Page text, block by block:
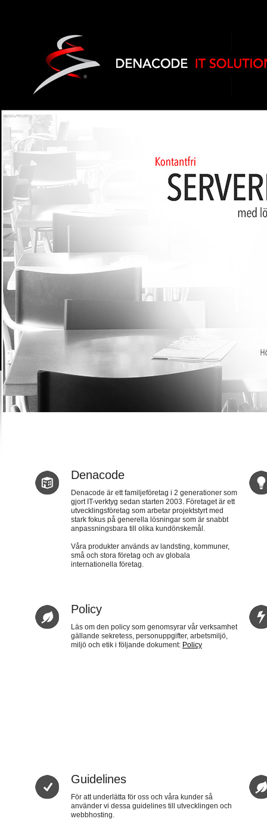
Denacode
Denacode är ett familjeföretag i 2 generationer som
gjort IT-verktyg sedan starten 2003. Företaget är ett
utvecklingsföretag som arbetar projektstyrt med
stark fokus på generella lösningar som är snabbt
anpassningsbara till olika kundönskemål.
Våra produkter används av landsting, kommuner,
små och stora företag och av globala
internationella företag.
Policy
Läs om den policy som genomsyrar vår verksamhet
gällande sekretess, personuppgifter, arbetsmiljö,
miljö och etik i följande dokument: Policy
Guidelines
För att underlätta för oss och våra kunder så
använder vi dessa guidelines till utvecklingen och
webbhosting.